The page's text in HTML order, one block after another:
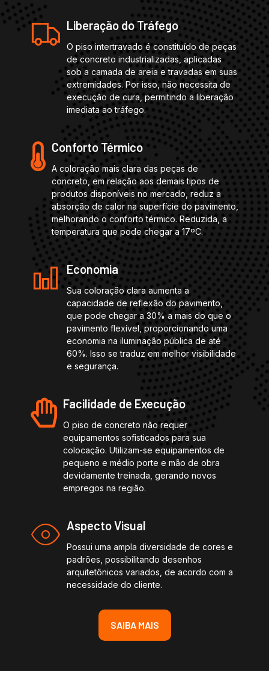
Liberação do Tráfego
O piso intertravado é constituído de peças
de concreto industrializadas, aplicadas
sob a camada de areia e travadas em suas
extremidades. Por isso, não necessita de
execução de cura, permitindo a liberação
imediata ao tráfego.
Conforto Térmico
A coloração mais clara das peças de
concreto, em relação aos demais tipos de
produtos disponíveis no mercado, reduz a
absorção de calor na superfície do pavimento,
melhorando o conforto térmico. Reduzida, a
temperatura que pode chegar a 17ºC.
Economia
Sua coloração clara aumenta a
capacidade de reflexão do pavimento,
que pode chegar a 30% a mais do que o
pavimento flexível, proporcionando uma
economia na iluminação pública de até
60%. Isso se traduz em melhor visibilidade
e segurança.
Facilidade de Execução
O piso de concreto não requer
equipamentos sofisticados para sua
colocação. Utilizam-se equipamentos de
pequeno e médio porte e mão de obra
devidamente treinada, gerando novos
empregos na região.
Aspecto Visual
Possui uma ampla diversidade de cores e
padrões, possibilitando desenhos
arquitetônicos variados, de acordo com a
necessidade do cliente.
SAIBA MAIS